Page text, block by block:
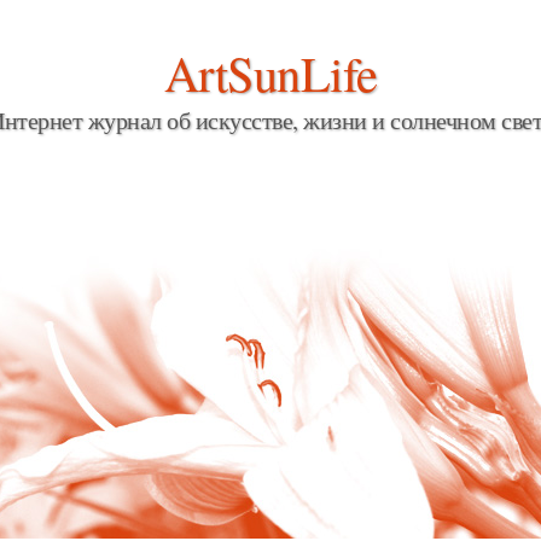
ArtSunLife
журнал об искусстве, жизни и солнечном